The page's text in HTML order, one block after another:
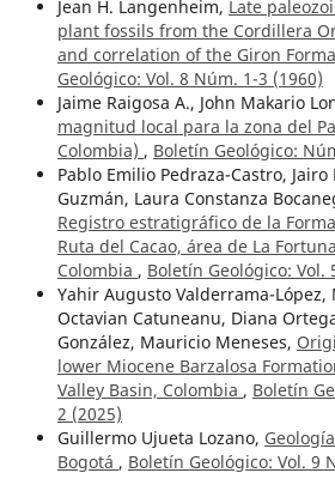
Jean H. Langenheim, Late
plant fossils from the Cordillera
and correlation of the Giron
Geológico: Vol. 8 Núm. 1-3 (1960)
Jaime Raigosa A., John Makario
magnitud local para la zona del
Colombia) , Boletín Geológico:
Pablo Emilio Pedraza-Castro,
Guzmán, Laura Constanza
Registro estratigráfico de la
Ruta del Cacao, área de La
Colombia , Boletín Geológico: Vol.
Yahir Augusto Valderrama-López,
Octavian Catuneanu, Diana
González, Mauricio Meneses,
lower Miocene Barzalosa
Valley Basin, Colombia , Boletín
2 (2025)
Guillermo Ujueta Lozano,
Bogotá , Boletín Geológico: Vol. 9